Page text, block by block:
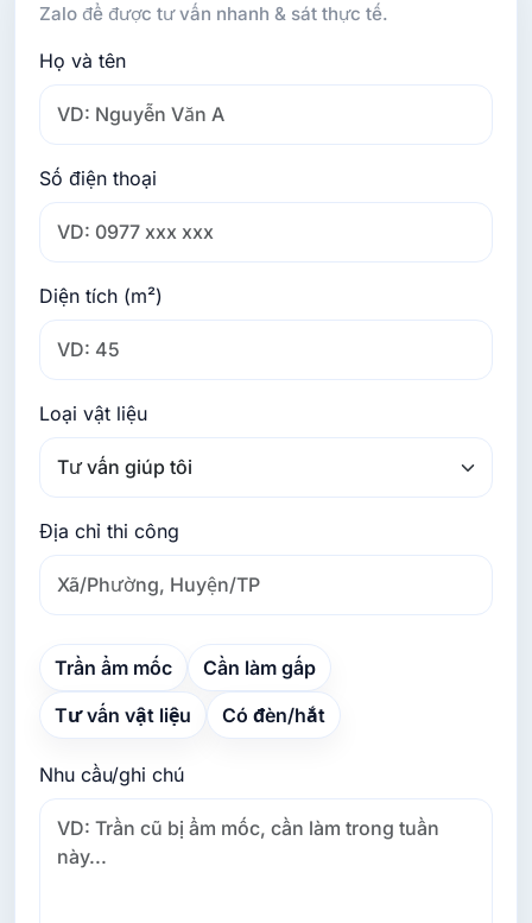
Zalo để được tư vấn nhanh & sát thực tế.
Họ và tên
Số điện thoại
Diện tích (m²)
Loại vật liệu
Địa chỉ thi công
Trần ẩm mốc
Cần làm gấp
Tư vấn vật liệu
Có đèn/hắt
Nhu cầu/ghi chú